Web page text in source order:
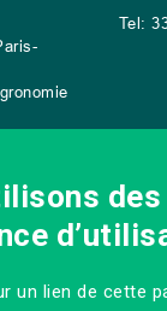
Tel:
un lien de cette